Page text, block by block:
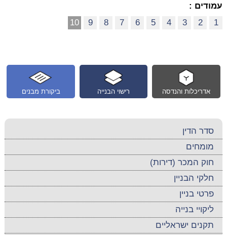
עמודים :
1
2
3
4
5
6
7
8
9
10
ביקורת מבנים רישוי הבנייה אדריכלות והנדסה
סדר הדין
מומחים
חוק המכר (דירות)
חלקי הבניין
פרטי בניין
ליקויי בנייה
תקנים ישראליים